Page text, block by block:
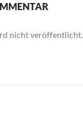
nicht veröffentlicht.